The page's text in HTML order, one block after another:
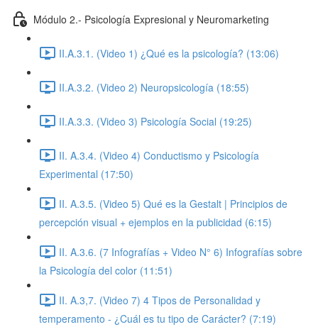
Módulo 2.- Psicología Expresional y Neuromarketing
II.A.3.1. (Video 1) ¿Qué es la psicología? (13:06)
II.A.3.2. (Video 2) Neuropsicología (18:55)
II.A.3.3. (Video 3) Psicología Social (19:25)
II. A.3.4. (Video 4) Conductismo y Psicología
Experimental (17:50)
II. A.3.5. (Video 5) Qué es la Gestalt | Principios de
percepción visual + ejemplos en la publicidad (6:15)
II. A.3.6. (7 Infografías + Video N° 6) Infografías sobre
la Psicología del color (11:51)
II. A.3,7. (Video 7) 4 Tipos de Personalidad y
temperamento - ¿Cuál es tu tipo de Carácter? (7:19)